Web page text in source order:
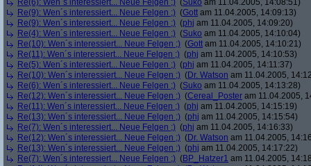
Re(6): Wen´s interessiert... Neue Felgen ;) (Suko am 11.04.2005, 14:08:51)
Re(9): Wen´s interessiert... Neue Felgen ;) (Gott am 11.04.2005, 14:09:13)
Re(9): Wen´s interessiert... Neue Felgen ;) (phj am 11.04.2005, 14:09:20)
Re(4): Wen´s interessiert... Neue Felgen ;) (Suko am 11.04.2005, 14:10:04)
Re(10): Wen´s interessiert... Neue Felgen ;) (Gott am 11.04.2005, 14:10:21)
Re(11): Wen´s interessiert... Neue Felgen ;) (phj am 11.04.2005, 14:10:53)
Re(5): Wen´s interessiert... Neue Felgen ;) (phj am 11.04.2005, 14:11:37)
Re(10): Wen´s interessiert... Neue Felgen ;) (Dr. Watson am 11.04.2005,
Re(6): Wen´s interessiert... Neue Felgen ;) (Suko am 11.04.2005, 14:13:28)
Re(12): Wen´s interessiert... Neue Felgen ;) (Cereal_Poster am 11.04.2005,
Re(11): Wen´s interessiert... Neue Felgen ;) (phj am 11.04.2005, 14:15:19)
Re(13): Wen´s interessiert... Neue Felgen ;) (phj am 11.04.2005, 14:15:54)
Re(7): Wen´s interessiert... Neue Felgen ;) (phj am 11.04.2005, 14:16:33)
Re(12): Wen´s interessiert... Neue Felgen ;) (Dr. Watson am 11.04.2005,
Re(13): Wen´s interessiert... Neue Felgen ;) (phj am 11.04.2005, 14:17:22)
Re(7): Wen´s interessiert... Neue Felgen ;) (BP_Hatzer1 am 11.04.2005,